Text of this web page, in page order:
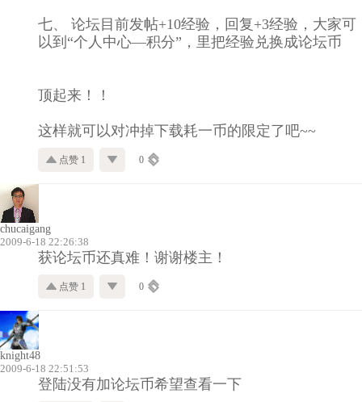
七、 论坛目前发帖+10经验，回复+3经验，大家可
以到“个人中心—积分”，里把经验兑换成论坛币
顶起来！！
这样就可以对冲掉下载耗一币的限定了吧~~
点赞 1 0
chucaigang
2009-6-18 22:26:38
获论坛币还真难！谢谢楼主！
点赞 1 0
knight48
2009-6-18 22:51:53
登陆没有加论坛币希望查看一下